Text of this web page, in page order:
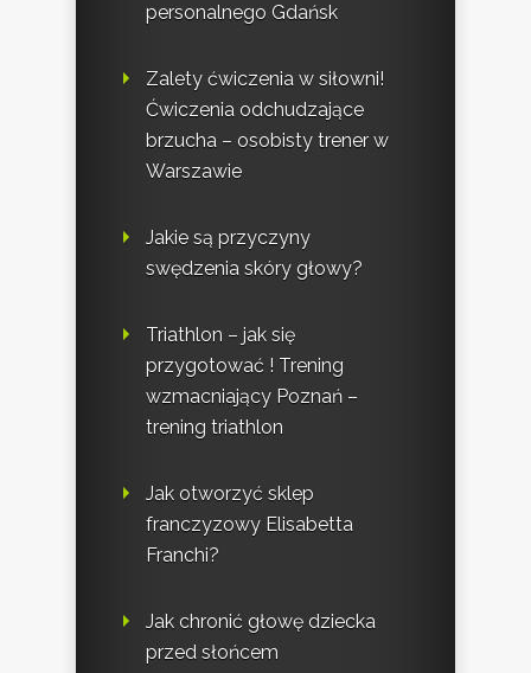
personalnego Gdańsk
Zalety ćwiczenia w siłowni!
Ćwiczenia odchudzające
brzucha – osobisty trener w
Warszawie
Jakie są przyczyny
swędzenia skóry głowy?
Triathlon – jak się
przygotować ! Trening
wzmacniający Poznań –
trening triathlon
Jak otworzyć sklep
franczyzowy Elisabetta
Franchi?
Jak chronić głowę dziecka
przed słońcem